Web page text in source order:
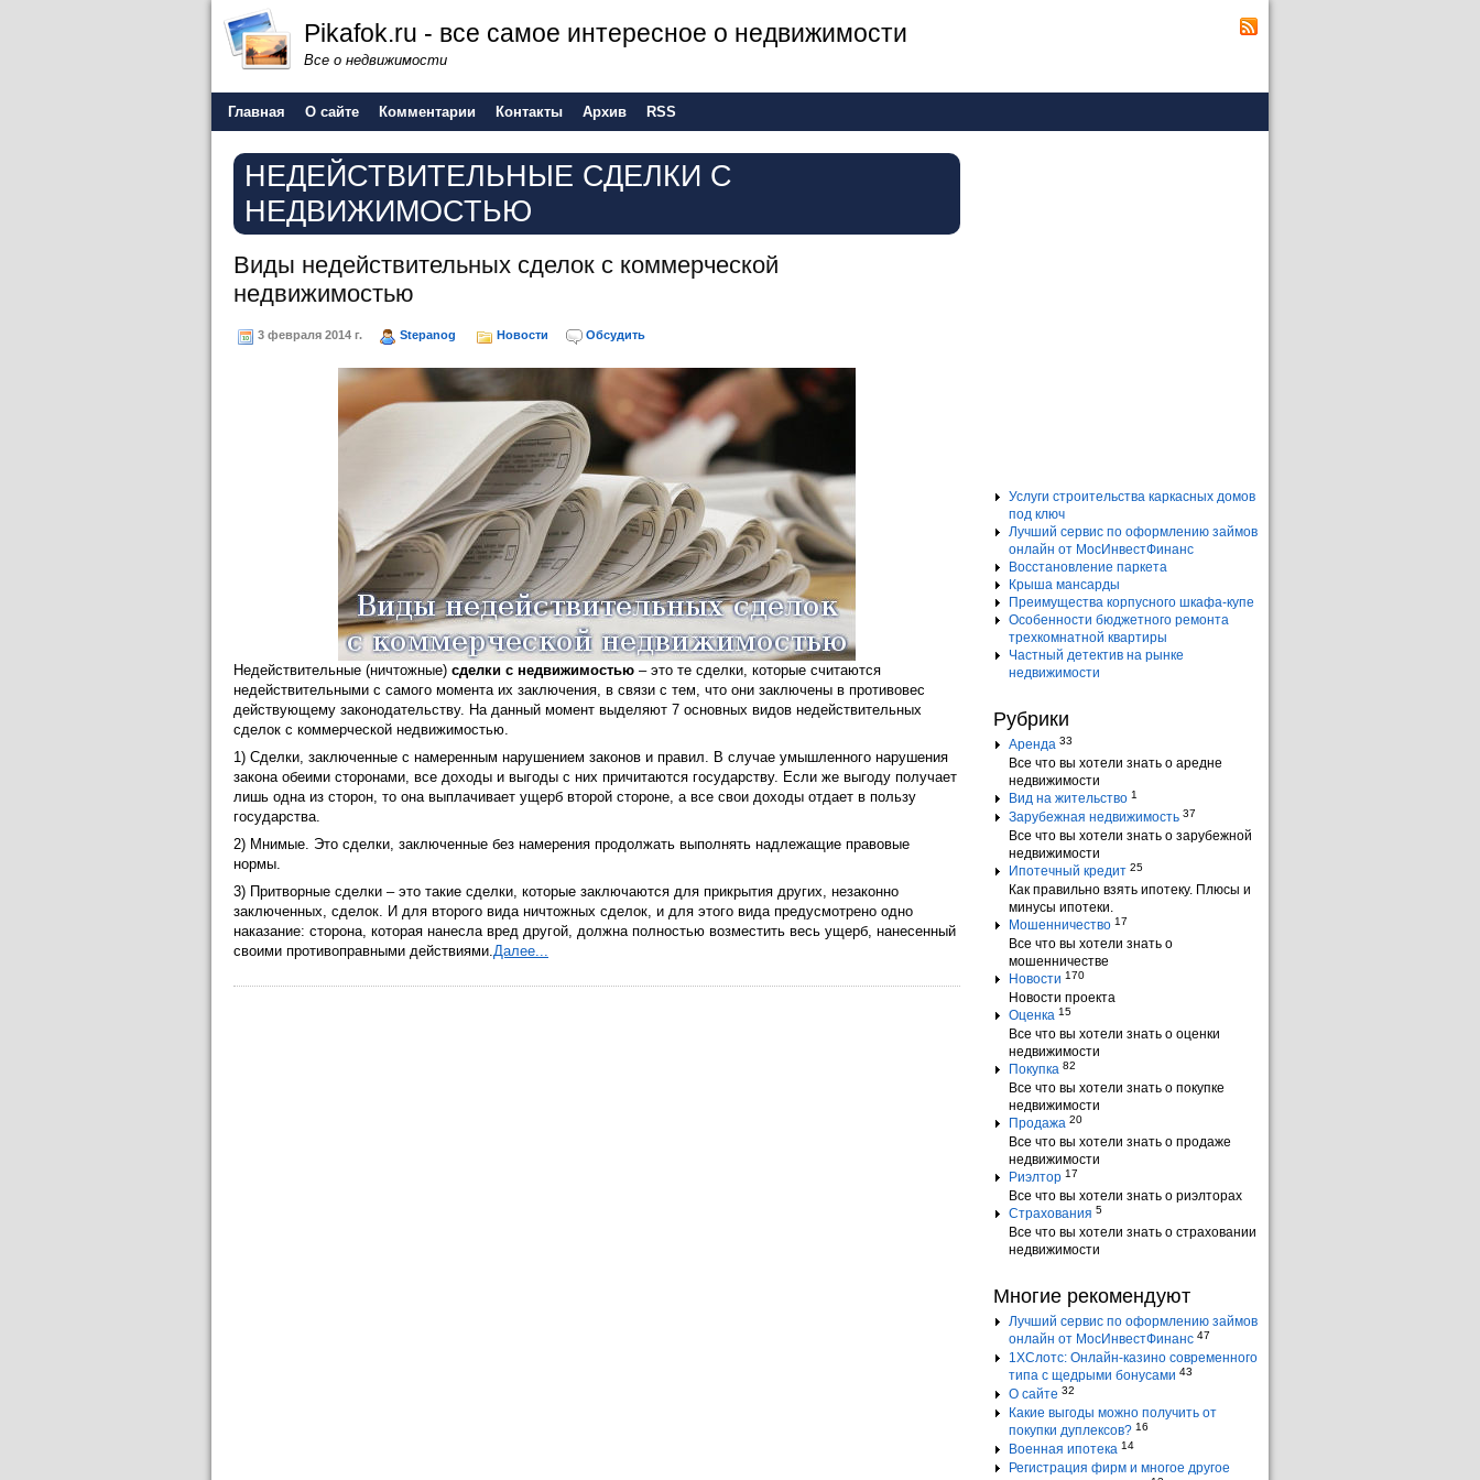
Pikafok.ru - все самое интересное о недвижимости
Все о недвижимости
Главная О сайте Комментарии Контакты Архив RSS
НЕДЕЙСТВИТЕЛЬНЫЕ СДЕЛКИ С
НЕДВИЖИМОСТЬЮ
Виды недействительных сделок с коммерческой
недвижимостью
3 февраля 2014 г. Stepanog Новости Обсудить
Недействительные (ничтожные) сделки с недвижимостью – это те сделки, которые считаются
недействительными с самого момента их заключения, в связи с тем, что они заключены в противовес
действующему законодательству. На данный момент выделяют 7 основных видов недействительных
сделок с коммерческой недвижимостью.
1) Сделки, заключенные с намеренным нарушением законов и правил. В случае умышленного нарушения
закона обеими сторонами, все доходы и выгоды с них причитаются государству. Если же выгоду получает
лишь одна из сторон, то она выплачивает ущерб второй стороне, а все свои доходы отдает в пользу
государства.
2) Мнимые. Это сделки, заключенные без намерения продолжать выполнять надлежащие правовые
нормы.
3) Притворные сделки – это такие сделки, которые заключаются для прикрытия других, незаконно
заключенных, сделок. И для второго вида ничтожных сделок, и для этого вида предусмотрено одно
наказание: сторона, которая нанесла вред другой, должна полностью возместить весь ущерб, нанесенный
своими противоправными действиями.Далее...
Услуги строительства каркасных домов
под ключ
Лучший сервис по оформлению займов
онлайн от МосИнвестФинанс
Восстановление паркета
Крыша мансарды
Преимущества корпусного шкафа-купе
Особенности бюджетного ремонта
трехкомнатной квартиры
Частный детектив на рынке
недвижимости
Рубрики
Аренда 33
Все что вы хотели знать о аредне
недвижимости
Вид на жительство 1
Зарубежная недвижимость 37
Все что вы хотели знать о зарубежной
недвижимости
Ипотечный кредит 25
Как правильно взять ипотеку. Плюсы и
минусы ипотеки.
Мошенничество 17
Все что вы хотели знать о
мошенничестве
Новости 170
Новости проекта
Оценка 15
Все что вы хотели знать о оценки
недвижимости
Покупка 82
Все что вы хотели знать о покупке
недвижимости
Продажа 20
Все что вы хотели знать о продаже
недвижимости
Риэлтор 17
Все что вы хотели знать о риэлторах
Страхования 5
Все что вы хотели знать о страховании
недвижимости
Многие рекомендуют
Лучший сервис по оформлению займов
онлайн от МосИнвестФинанс 47
1ХСлотс: Онлайн-казино современного
типа с щедрыми бонусами 43
О сайте 32
Какие выгоды можно получить от
покупки дуплексов? 16
Военная ипотека 14
Регистрация фирм и многое другое